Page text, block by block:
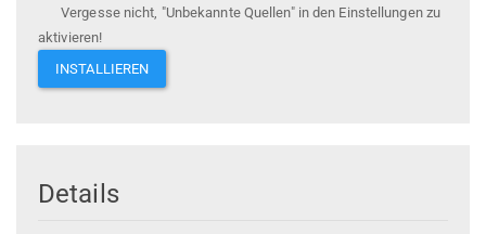
Vergesse nicht, "Unbekannte Quellen" in den Einstellungen zu
aktivieren!
INSTALLIEREN
Details